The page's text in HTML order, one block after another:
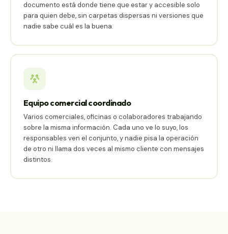
documento está donde tiene que estar y accesible solo
para quien debe, sin carpetas dispersas ni versiones que
nadie sabe cuál es la buena.
Equipo comercial coordinado
Varios comerciales, oficinas o colaboradores trabajando
sobre la misma información. Cada uno ve lo suyo, los
responsables ven el conjunto, y nadie pisa la operación
de otro ni llama dos veces al mismo cliente con mensajes
distintos.